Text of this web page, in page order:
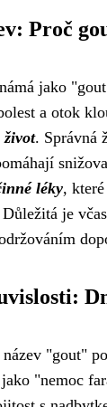
Proč
jako
a otok
život. Správná
léky,
je
"gout"
"nemoc